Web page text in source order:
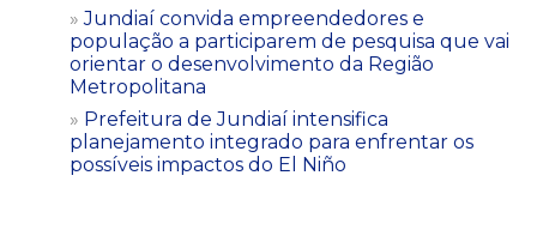
Jundiaí convida empreendedores e
população a participarem de pesquisa que vai
orientar o desenvolvimento da Região
Metropolitana
Prefeitura de Jundiaí intensifica
planejamento integrado para enfrentar os
possíveis impactos do El Niño